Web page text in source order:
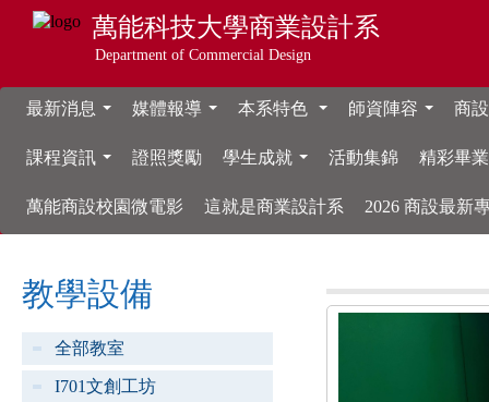
萬能科技大學商業設計系
Department of Commercial Design
最新消息 媒體報導 本系特色 師資陣容 商
課程資訊 證照獎勵 學生成就 活動集錦 精彩畢
萬能商設校園微電影 這就是商業設計系 2026 商設最新
教學設備
全部教室
I701文創工坊